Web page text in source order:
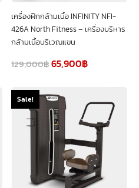
เครื่องฝึกกล้ามเนื้อ INFINITY NFI-
426A North Fitness – เครื่องบริหาร
กล้ามเนื้อบริเวณแขน
129,000฿65,900฿
Sale!